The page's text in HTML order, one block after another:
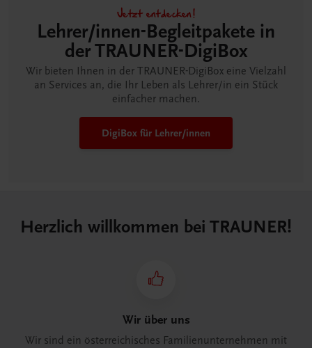
Jetzt entdecken!
Lehrer/innen-Begleitpakete in
der TRAUNER-DigiBox
Wir bieten Ihnen in der TRAUNER-DigiBox eine Vielzahl
an Services an, die Ihr Leben als Lehrer/in ein Stück
einfacher machen.
DigiBox für Lehrer/innen
Herzlich willkommen bei TRAUNER!
Wir über uns
Wir sind ein österreichisches Familienunternehmen mit